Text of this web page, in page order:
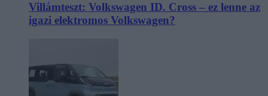
Villámteszt: Volkswagen ID. Cross – ez lenne az
igazi elektromos Volkswagen?